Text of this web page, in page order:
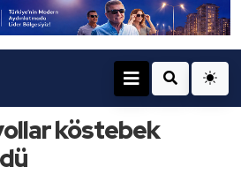
köstebek